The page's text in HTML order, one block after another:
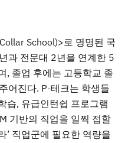
School)>로 명명된 국
과 전문대 2년을 연계한 5
, 졸업 후에는 고등학교 졸
어진다. P-테크는 학생들
습, 유급인턴쉽 프로그램
기반의 직업을 일찍 접할
’ 직업군에 필요한 역량을